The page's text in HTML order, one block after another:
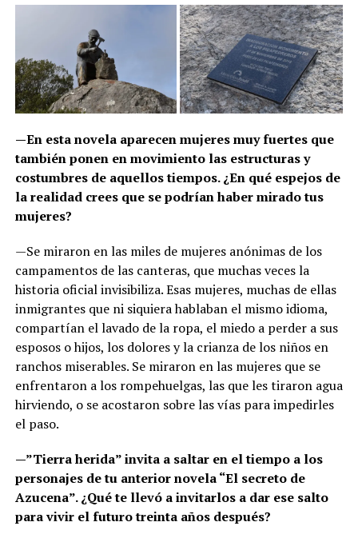
—En esta novela aparecen mujeres muy fuertes que
también ponen en movimiento las estructuras y
costumbres de aquellos tiempos. ¿En qué espejos de
la realidad crees que se podrían haber mirado tus
mujeres?
—Se miraron en las miles de mujeres anónimas de los
campamentos de las canteras, que muchas veces la
historia oficial invisibiliza. Esas mujeres, muchas de ellas
inmigrantes que ni siquiera hablaban el mismo idioma,
compartían el lavado de la ropa, el miedo a perder a sus
esposos o hijos, los dolores y la crianza de los niños en
ranchos miserables. Se miraron en las mujeres que se
enfrentaron a los rompehuelgas, las que les tiraron agua
hirviendo, o se acostaron sobre las vías para impedirles
el paso.
—”Tierra herida” invita a saltar en el tiempo a los
personajes de tu anterior novela “El secreto de
Azucena”. ¿Qué te llevó a invitarlos a dar ese salto
para vivir el futuro treinta años después?